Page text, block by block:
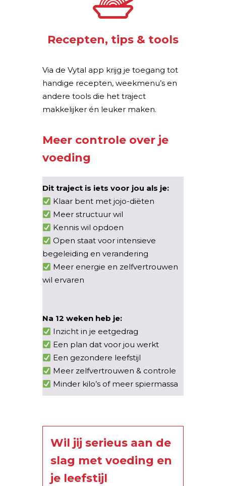
Recepten, tips & tools
Via de Vytal app krijg je toegang tot
handige recepten, weekmenu’s en
andere tools die het traject
makkelijker én leuker maken.
Meer controle over je
voeding
Dit traject is iets voor jou als je:
Klaar bent met jojo-diëten
Meer structuur wil
Kennis wil opdoen
Open staat voor intensieve
begeleiding en verandering
Meer energie en zelfvertrouwen
wil ervaren
Na 12 weken heb je:
Inzicht in je eetgedrag
Een plan dat voor jou werkt
Een gezondere leefstijl
Meer zelfvertrouwen & controle
Minder kilo’s of meer spiermassa
Wil jij serieus aan de
slag met voeding en
je leefstijl